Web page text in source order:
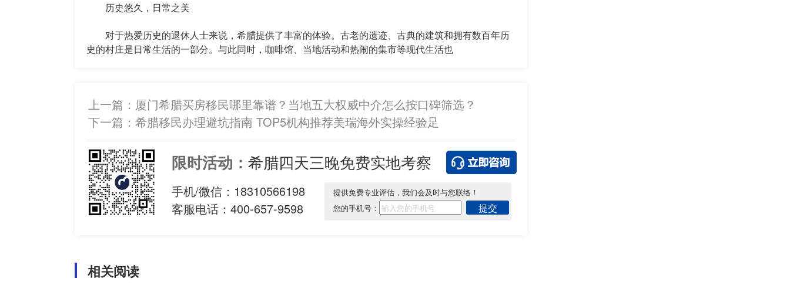
历史悠久，日常之美
对于热爱历史的退休人士来说，希腊提供了丰富的体验。古老的遗迹、古典的建筑和拥有数百年历
史的村庄是日常生活的一部分。与此同时，咖啡馆、当地活动和热闹的集市等现代生活也
上一篇： 厦门希腊买房移民哪里靠谱？当地五大权威中介怎么按口碑筛选？
下一篇： 希腊移民办理避坑指南 TOP5机构推荐美瑞海外实操经验足
限时活动： 希腊四天三晚免费实地考察
手机/微信： 18310566198
客服电话：400-657-9598
提供免费专业评估，我们会及时与您联络！
您的手机号：
提交
相关阅读